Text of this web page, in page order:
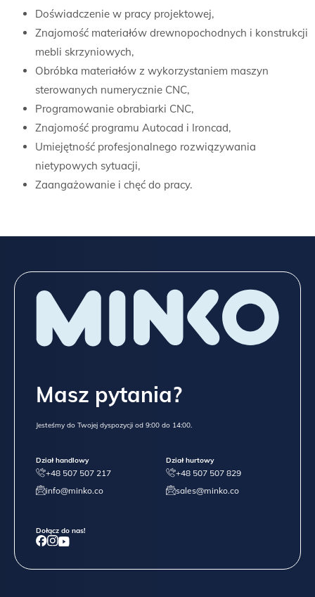
Doświadczenie w pracy projektowej,
Znajomość materiałów drewnopochodnych i konstrukcji
mebli skrzyniowych,
Obróbka materiałów z wykorzystaniem maszyn
sterowanych numerycznie CNC,
Programowanie obrabiarki CNC,
Znajomość programu Autocad i Ironcad,
Umiejętność profesjonalnego rozwiązywania
nietypowych sytuacji,
Zaangażowanie i chęć do pracy.
Masz pytania?
Jesteśmy do Twojej dyspozycji od 9:00 do 14:00.
Dział handlowy
+48 507 507 217
info@minko.co
Dział hurtowy
+48 507 507 829
sales@minko.co
Dołącz do nas!